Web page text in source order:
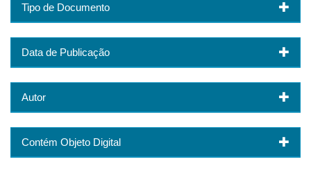
Tipo de Documento
Data de Publicação
Autor
Contém Objeto Digital